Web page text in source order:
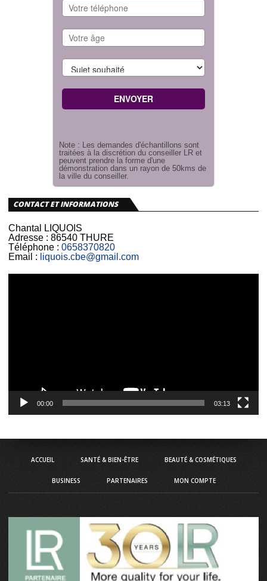
Note : Les demandes d'échantillons sont
traitées à la discrétion du conseiller LR et
peuvent prendre la forme d'une
démonstration dans un rayon de 50kms de
la ville du conseiller.
CONTACT ET INFORMATIONS
Chantal LIQUOIS
Adresse : 86540 THURE
Téléphone : 0658370820
Email : liquois.cbe@gmail.com
00:00 03:13
ACCUEIL SANTÉ & BIEN-ÊTRE BEAUTÉ & COSMÉTIQUES
BUSINESS PARTENAIRES MON COMPTE